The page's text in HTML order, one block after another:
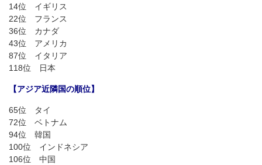
14位 イギリス
22位 フランス
36位 カナダ
43位 アメリカ
87位 イタリア
118位 日本
【アジア近隣国の順位】
65位 タイ
72位 ベトナム
94位 韓国
100位 インドネシア
106位 中国